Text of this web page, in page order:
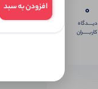
0
دیــــدگاه
کاربـــــران
افزودن به سبد